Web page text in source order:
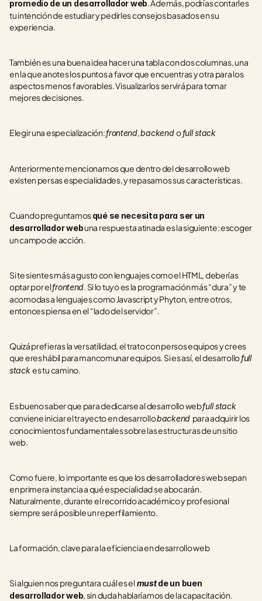
promedio de un desarrollador web. Además, podrías contarles
tu intención de estudiar y pedirles consejos basados en su
experiencia.
También es una buena idea hacer una tabla con dos columnas, una
en la que anotes los puntos a favor que encuentras y otra para los
aspectos menos favorables. Visualizarlos servirá para tomar
mejores decisiones.
Elegir una especialización: frontend, backend o full stack
Anteriormente mencionamos que dentro del desarrollo web
existen persas especialidades, y repasamos sus características.
Cuando preguntamos qué se necesita para ser un
desarrollador web una respuesta atinada es la siguiente: escoger
un campo de acción.
Si te sientes más a gusto con lenguajes como el HTML, deberías
optar por el frontend. Si lo tuyo es la programación más “dura” y te
acomodas a lenguajes como Javascript y Phyton, entre otros,
entonces piensa en el “lado del servidor”.
Quizá prefieras la versatilidad, el trato con persos equipos y crees
que eres hábil para mancomunar equipos. Si es así, el desarrollo full
stack es tu camino.
Es bueno saber que para dedicarse al desarrollo web full stack
conviene iniciar el trayecto en desarrollo backend para adquirir los
conocimientos fundamentales sobre las estructuras de un sitio
web.
Como fuere, lo importante es que los desarrolladores web sepan
en primera instancia a qué especialidad se abocarán.
Naturalmente, durante el recorrido académico y profesional
siempre será posible un reperfilamiento.
La formación, clave para la eficiencia en desarrollo web
Si alguien nos preguntara cuál es elmust de un buen
desarrollador web, sin duda hablaríamos de la capacitación.